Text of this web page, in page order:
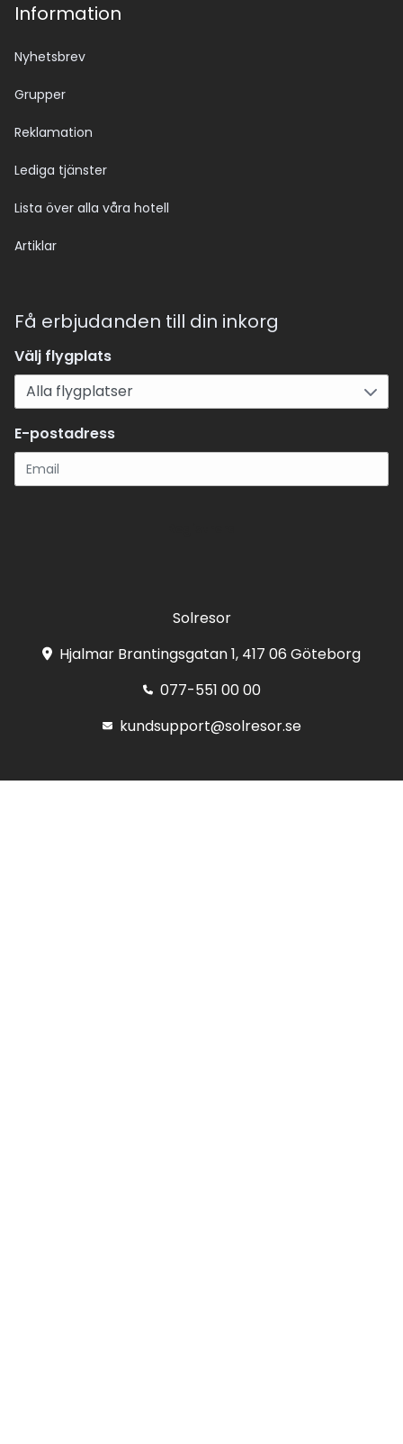
Information
Nyhetsbrev
Grupper
Reklamation
Lediga tjänster
Lista över alla våra hotell
Artiklar
Få erbjudanden till din inkorg
Välj flygplats
E-postadress
Solresor
Hjalmar Brantingsgatan 1, 417 06 Göteborg
077-551 00 00
kundsupport@solresor.se